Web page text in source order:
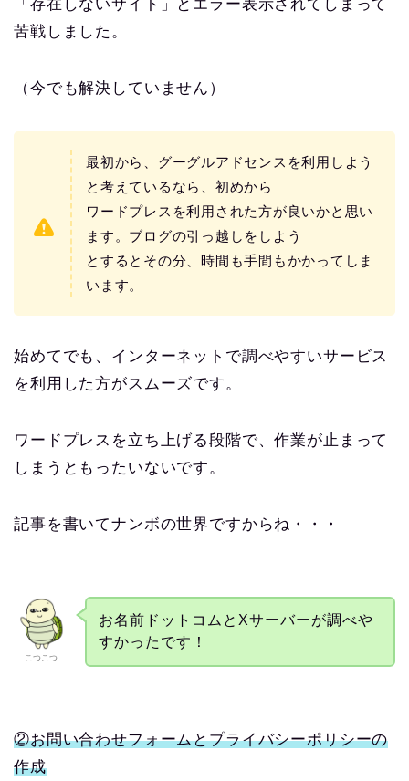
「存在しないサイト」とエラー表示されてしまって
苦戦しました。
（今でも解決していません）
最初から、グーグルアドセンスを利用しよう
と考えているなら、初めから
ワードプレスを利用された方が良いかと思い
ます。ブログの引っ越しをしよう
とするとその分、時間も手間もかかってしま
います。
始めてでも、インターネットで調べやすいサービス
を利用した方がスムーズです。
ワードプレスを立ち上げる段階で、作業が止まって
しまうともったいないです。
記事を書いてナンボの世界ですからね・・・
こつこつ
お名前ドットコムとXサーバーが調べや
すかったです！
②お問い合わせフォームとプライバシーポリシーの
作成